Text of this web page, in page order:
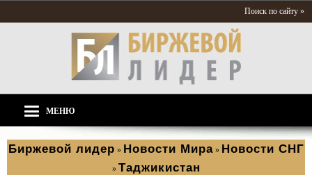
Поиск по сайту »
МЕНЮ
Биржевой лидер » Новости Мира » Новости СНГ
» Таджикистан